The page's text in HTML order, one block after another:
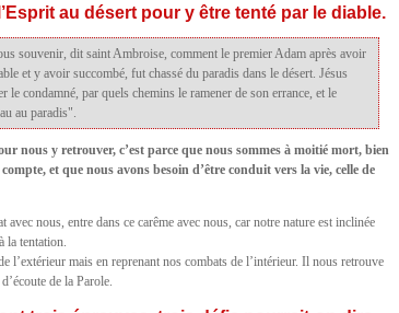
au désert pour y être tenté par le diable.
souvenir, dit saint Ambroise, comment le premier Adam après avoir
et y avoir succombé, fut chassé du paradis dans le désert. Jésus
le condamné, par quels chemins le ramener de son errance, et le
au paradis".
nous y retrouver, c’est parce que nous sommes à moitié mort, bien
et que nous avons besoin d’être conduit vers la vie, celle de
avec nous, entre dans ce carême avec nous, car notre nature est inclinée
la tentation.
l’extérieur mais en reprenant nos combats de l’intérieur. Il nous retrouve
de la Parole.